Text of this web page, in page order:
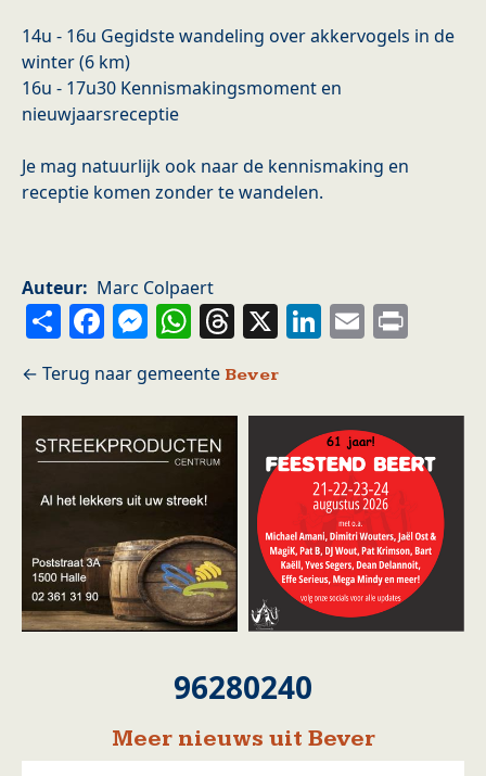
14u - 16u Gegidste wandeling over akkervogels in de
winter (6 km)
16u - 17u30 Kennismakingsmoment en
nieuwjaarsreceptie
Je mag natuurlijk ook naar de kennismaking en
receptie komen zonder te wandelen.
Auteur Marc Colpaert
ShareFacebook
Messenger
WhatsApp
Threads
X LinkedIn
Email
Bever
96280240
Meer nieuws uit Bever